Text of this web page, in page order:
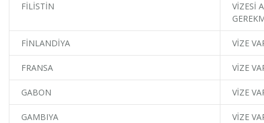
FİLİSTİN
VİZESİ
FİNLANDİYA VİZE
FRANSA VİZE
GABON VİZE
GAMBIYA VİZE